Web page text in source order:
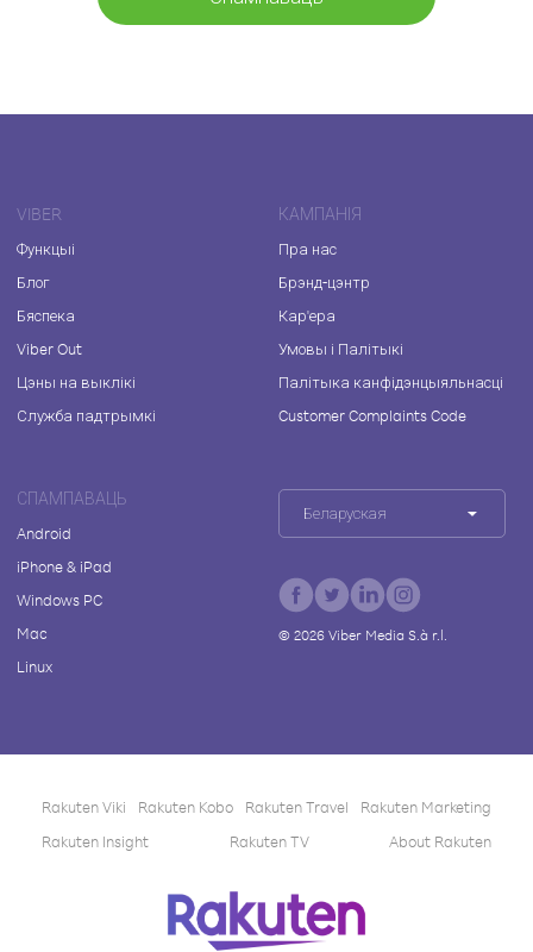
VIBER
Функцыі
Блог
Бяспека
Viber Out
Цэны на выклікі
Служба падтрымкі
КАМПАНІЯ
Пра нас
Брэнд-цэнтр
Кар'ера
Умовы і Палітыкі
Палітыка канфідэнцыяльнасці
Customer Complaints Code
СПАМПАВАЦЬ
Android
iPhone & iPad
Windows PC
Mac
Linux
Беларуская
© 2026Viber Media S.à r.l.
Rakuten Viki Rakuten Kobo Rakuten Travel
Rakuten Marketing
Rakuten Insight
Rakuten TV About Rakuten